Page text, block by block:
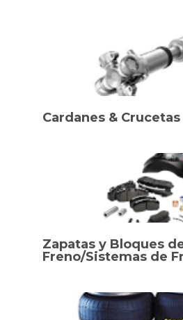
Cardanes & Crucetas
Zapatas y Bloques
Freno/Sistemas de